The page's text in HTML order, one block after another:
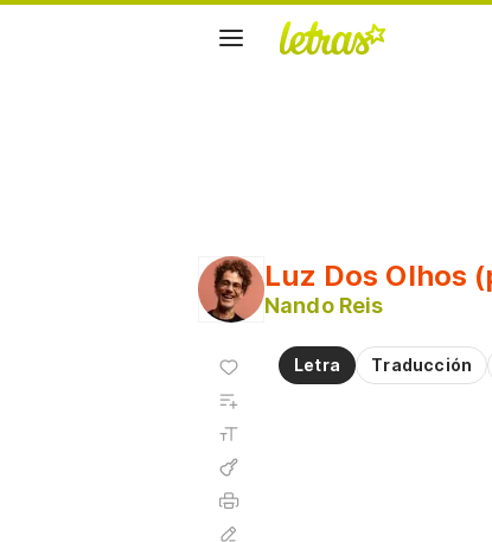
Luz Dos Olhos
Nando Reis
Letra Traducción
Agregar
favoritos
Agregar